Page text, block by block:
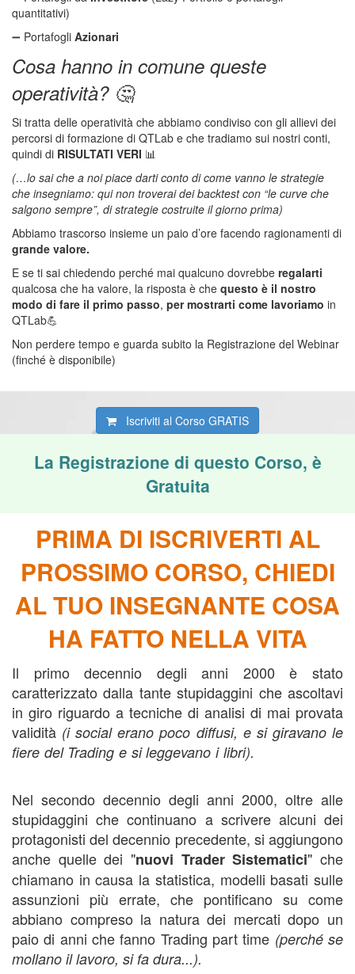
quantitativi)
➖ Portafogli Azionari
Cosa hanno in comune queste
operatività? 🤔
Si tratta delle operatività che abbiamo condiviso con gli allievi dei
percorsi di formazione di QTLab e che tradiamo sui nostri conti,
quindi di RISULTATI VERI 📊
(…lo sai che a noi piace darti conto di come vanno le strategie
che insegniamo: qui non troverai dei backtest con “le curve che
salgono sempre”, di strategie costruite il giorno prima)
Abbiamo trascorso insieme un paio d’ore facendo ragionamenti di
grande valore.
E se ti sai chiedendo perché mai qualcuno dovrebbe regalarti
qualcosa che ha valore, la risposta è che questo è il nostro
modo di fare il primo passo, per mostrarti come lavoriamo in
QTLab💪
Non perdere tempo e guarda subito la Registrazione del Webinar
(finché è disponibile)
Iscriviti al Corso GRATIS
La Registrazione di questo Corso, è
Gratuita
PRIMA DI ISCRIVERTI AL
PROSSIMO CORSO, CHIEDI
AL TUO INSEGNANTE COSA
HA FATTO NELLA VITA
Il primo decennio degli anni 2000 è stato
caratterizzato dalla tante stupidaggini che ascoltavi
in giro riguardo a tecniche di analisi di mai provata
validità (i social erano poco diffusi, e si giravano le
fiere del Trading e si leggevano i libri).
Nel secondo decennio degli anni 2000, oltre alle
stupidaggini che continuano a scrivere alcuni dei
protagonisti del decennio precedente, si aggiungono
anche quelle dei "nuovi Trader Sistematici" che
chiamano in causa la statistica, modelli basati sulle
assunzioni più errate, che pontificano su come
abbiano compreso la natura dei mercati dopo un
paio di anni che fanno Trading part time (perché se
mollano il lavoro, si fa dura...).